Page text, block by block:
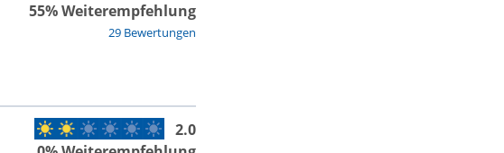
29 Bewertungen
55% Weiterempfehlung
2.0